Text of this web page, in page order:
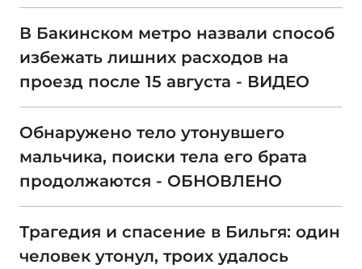
В Бакинском метро назвали способ
избежать лишних расходов на
проезд после 15 августа - ВИДЕО
Обнаружено тело утонувшего
мальчика, поиски тела его брата
продолжаются - ОБНОВЛЕНО
Трагедия и спасение в Бильгя: один
человек утонул, троих удалось